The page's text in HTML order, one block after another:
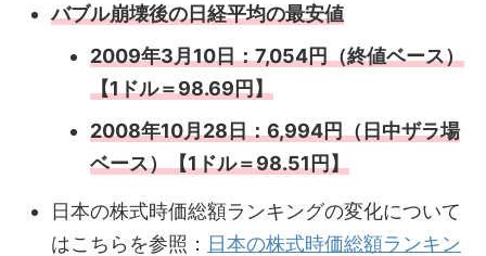
バブル崩壊後の日経平均の最安値
2009年3月10日：7,054円（終値ベース）
【1ドル＝98.69円】
2008年10月28日：6,994円（日中ザラ場
ベース）【1ドル＝98.51円】
日本の株式時価総額ランキングの変化について
はこちらを参照： 日本の株式時価総額ランキン